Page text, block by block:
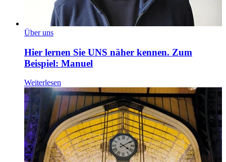
Über uns
Hier lernen Sie UNS näher kennen. Zum
Beispiel: Manuel
Weiterlesen